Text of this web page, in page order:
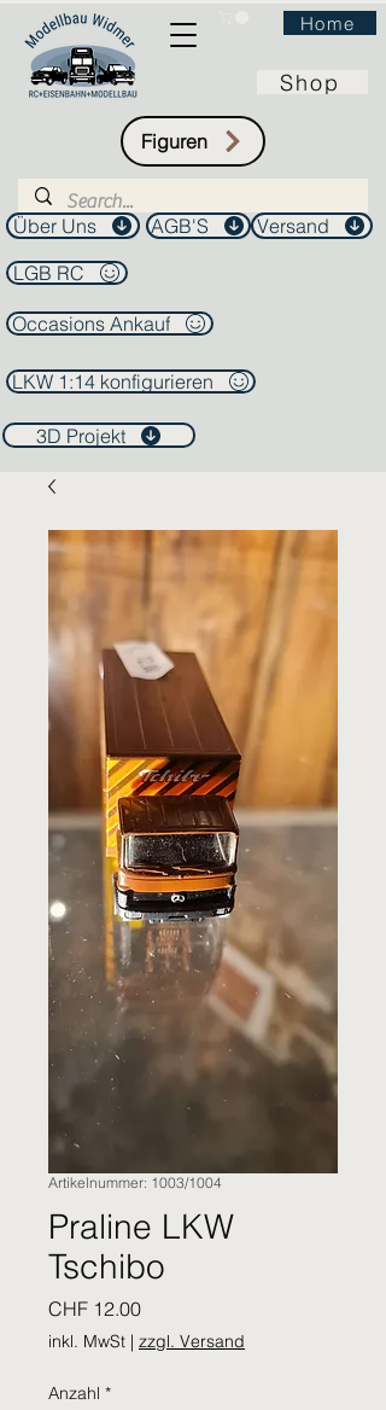
Home
Shop
Figuren
Über Uns AGB'S
Versand
LGB RC
Occasions Ankauf
LKW 1:14 konfigurieren
3D Projekt
Artikelnummer: 1003/1004
Praline LKW
Tschibo
CHF 12.00Preis
inkl. MwSt | zzgl. Versand
Anzahl *